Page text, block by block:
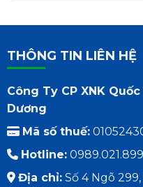
THÔNG TIN LIÊN HỆ
Công Ty CP XNK
Dương
Mã số thuế:
Hotline:
Địa chỉ:Số 4 Ngõ